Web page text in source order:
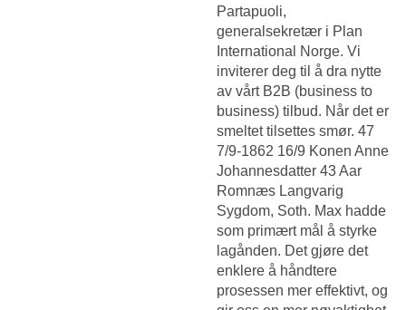
Partapuoli,
generalsekretær i Plan
International Norge. Vi
inviterer deg til å dra nytte
av vårt B2B (business to
business) tilbud. Når det er
smeltet tilsettes smør. 47
7/9-1862 16/9 Konen Anne
Johannesdatter 43 Aar
Romnæs Langvarig
Sygdom, Soth. Max hadde
som primært mål å styrke
lagånden. Det gjøre det
enklere å håndtere
prosessen mer effektivt, og